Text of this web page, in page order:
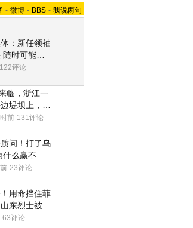
- 微博 - BBS - 我说两句
：新任领袖
时可能离
122评论
临，浙江一
堤坝上，其
浪卷入海
前 131评论
问！打了乌
么赢不了?
23评论
用命挡住菲
东烈士被授
63评论